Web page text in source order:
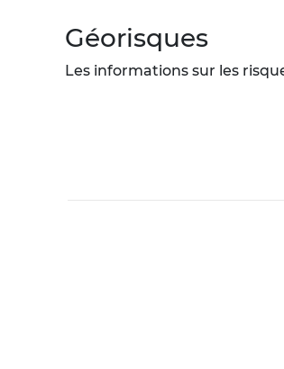
Géorisques
Les informations sur les